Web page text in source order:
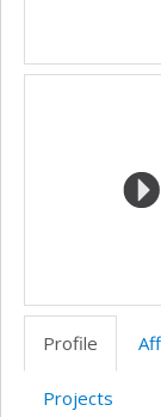
Profile
Projects